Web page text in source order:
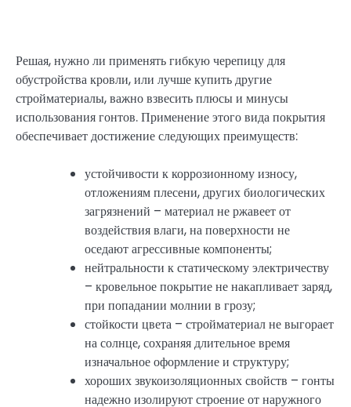
Решая, нужно ли применять гибкую черепицу для
обустройства кровли, или лучше купить другие
стройматериалы, важно взвесить плюсы и минусы
использования гонтов. Применение этого вида покрытия
обеспечивает достижение следующих преимуществ:
устойчивости к коррозионному износу,
отложениям плесени, других биологических
загрязнений – материал не ржавеет от
воздействия влаги, на поверхности не
оседают агрессивные компоненты;
нейтральности к статическому электричеству
– кровельное покрытие не накапливает заряд,
при попадании молнии в грозу;
стойкости цвета – стройматериал не выгорает
на солнце, сохраняя длительное время
изначальное оформление и структуру;
хороших звукоизоляционных свойств – гонты
надежно изолируют строение от наружного